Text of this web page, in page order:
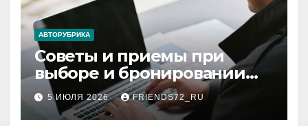
АВТОРУБРИКА
Советы и приемы при
выборе и бронировании
авиабилетов
5 ИЮЛЯ 2026 FRIENDS72_RU